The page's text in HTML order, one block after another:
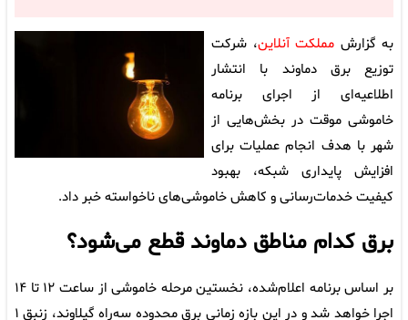
به گزارش مملکت آنلاین، شرکت
توزیع برق دماوند با انتشار
اطلاعیه‌ای از اجرای برنامه
خاموشی موقت در بخش‌هایی از
شهر با هدف انجام عملیات برای
افزایش پایداری شبکه، بهبود
کیفیت خدمات‌رسانی و کاهش خاموشی‌های ناخواسته خبر داد.
برق کدام مناطق دماوند قطع می‌شود؟
بر اساس برنامه اعلام‌شده، نخستین مرحله خاموشی از ساعت ۱۲ تا ۱۴
اجرا خواهد شد و در این بازه زمانی برق محدوده سه‌راه گیلاوند، زنبق ۱